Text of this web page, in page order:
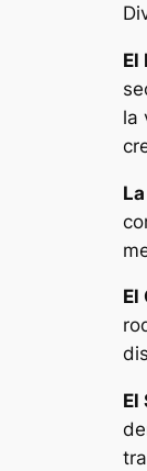
El
la
El
El